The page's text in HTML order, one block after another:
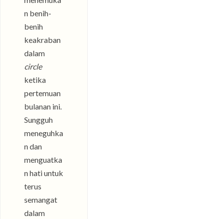
n benih-
benih
keakraban
dalam
circle
ketika
pertemuan
bulanan ini.
Sungguh
meneguhka
n dan
menguatka
n hati untuk
terus
semangat
dalam